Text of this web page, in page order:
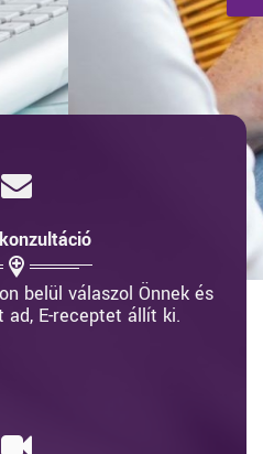
belül válaszol Önnek és
E-receptet állít ki.